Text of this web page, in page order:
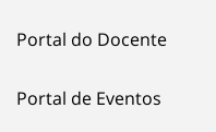
Portal do Docente
Portal de Eventos